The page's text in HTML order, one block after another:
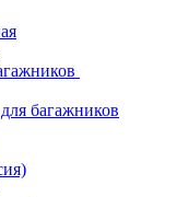
багажников